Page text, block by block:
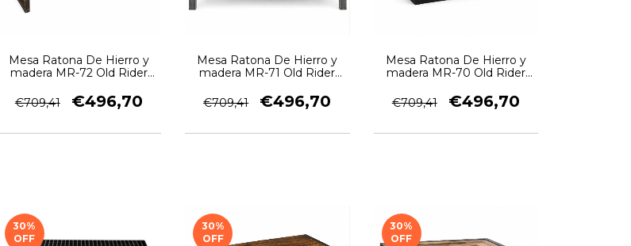
Mesa Ratona De Hierro y
madera MR-72 Old Rider
€709,41
€496,70
Mesa Ratona De Hierro y
madera MR-71 Old Rider
€709,41
€496,70
Mesa Ratona De Hierro y
madera MR-70 Old Rider
€709,41
€496,70
30%
OFF
30%
OFF
30%
OFF